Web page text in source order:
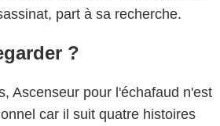
part à sa recherche.
?
Ascenseur pour l'échafaud n'est
car il suit quatre histoires